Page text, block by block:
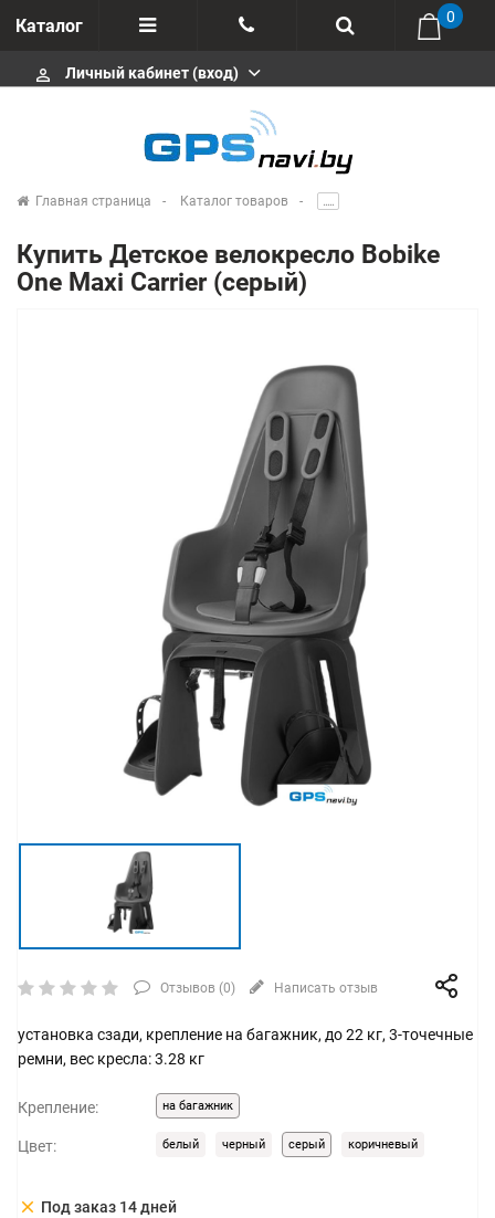
Каталог
Отзывы
+375 291646666
msa333
info@gpsnavi.by
0
perm_identity Личный кабинет (вход)
Главная страница Каталог товаров .....
Купить Детское велокресло Bobike
One Maxi Carrier (серый)
Отзывов (0) Написать отзыв
установка сзади, крепление на багажник, до 22 кг, 3-точечные
ремни, вес кресла: 3.28 кг
Крепление: на багажник
Цвет: белый черный серый коричневый
clear Под заказ 14 дней